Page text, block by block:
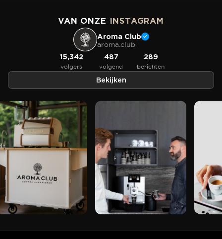
VAN ONZE INSTAGRAM
Aroma Club
aroma.club
15,342
volgers
487
volgend
289
berichten
Bekijken